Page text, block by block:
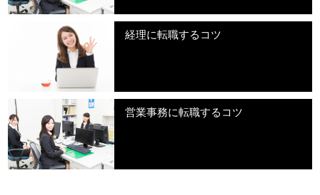
経理に転職するコツ
営業事務に転職するコツ